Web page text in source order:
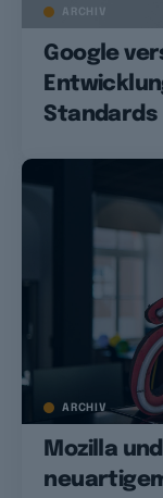
ARCHIV
Google
Standards
ARCHIV
Mozilla